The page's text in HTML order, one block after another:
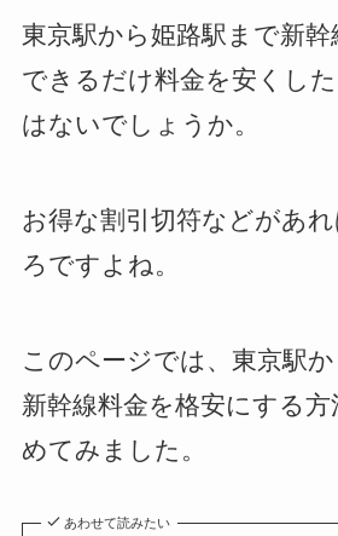
東京駅から姫路駅まで新幹
できるだけ料金を安くし
はないでしょうか。
お得な割引切符などがあ
ろですよね。
このページでは、東京駅
新幹線料金を格安にする
めてみました。
あわせて読みたい